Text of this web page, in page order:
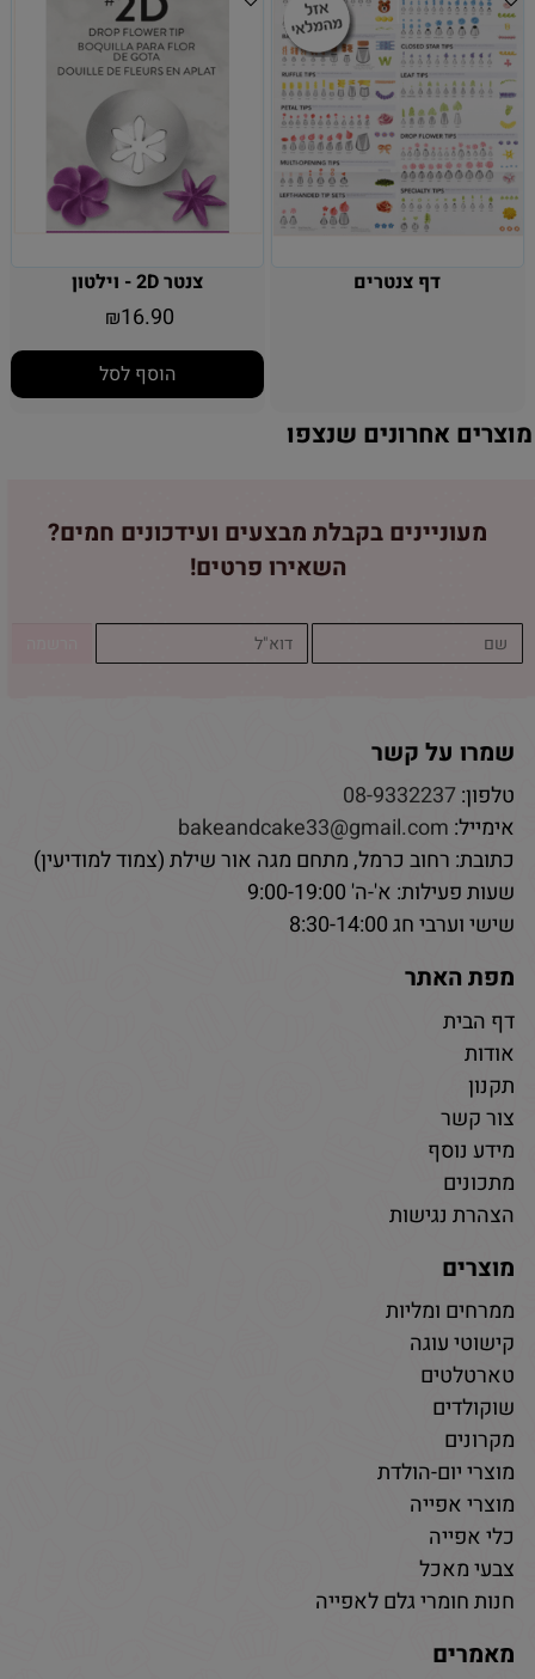
דף צנטרים
צנטר 2D - וילטון
₪16.90
הוסף לסל
מוצרים אחרונים שנצפו
מעוניינים בקבלת מבצעים ועידכונים חמים?
השאירו פרטים!
שמרו על קשר
טלפון:08-9332237
אימייל: bakeandcake33@gmail.com
כתובת: רחוב כרמל, מתחם מגה אור שילת (צמוד למודיעין)
שעות פעילות: א'-ה' 9:00-19:00
שישי וערבי חג 8:30-14:00
מפת האתר
דף הבית
אודות
תקנון
צור קשר
מידע נוסף
מתכונים
הצהרת נגישות
מוצרים
ממרחים ומליות
קישוטי עוגה
טארטלטים
שוקולדים
מקרונים
מוצרי יום-הולדת
מוצרי אפייה
כלי אפייה
צבעי מאכל
חנות חומרי גלם לאפייה
מאמרים